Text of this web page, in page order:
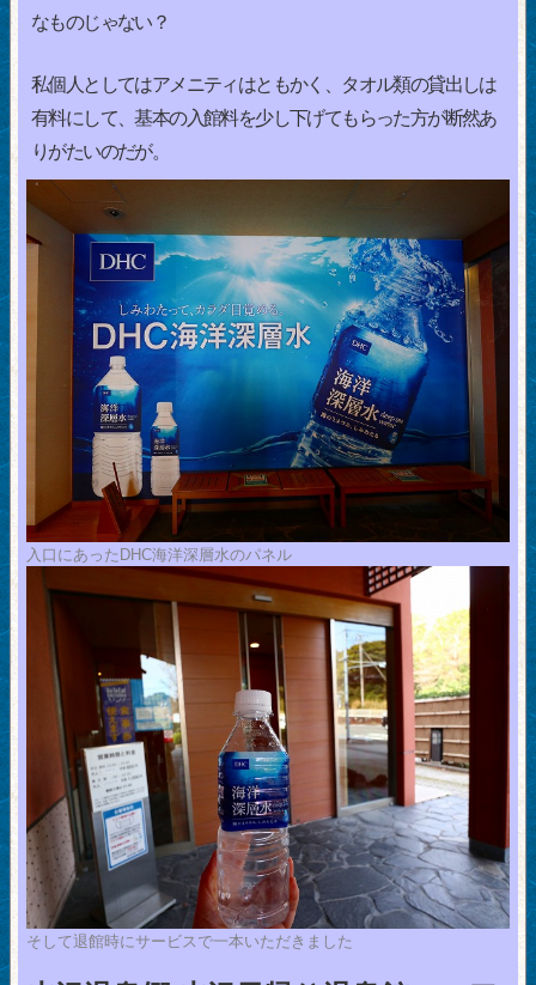
なものじゃない？
私個人としてはアメニティはともかく、タオル類の貸出しは
有料にして、基本の入館料を少し下げてもらった方が断然あ
りがたいのだが。
入口にあったDHC海洋深層水のパネル
そして退館時にサービスで一本いただきました